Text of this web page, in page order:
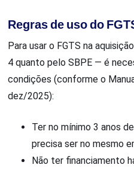
Regras de uso do
Para usar o FGTS na
4 quanto pelo SBPE — é
condições (conforme o
dez/2025):
Ter no mínimo 3 anos
precisa ser no mesmo
Não ter financiamento